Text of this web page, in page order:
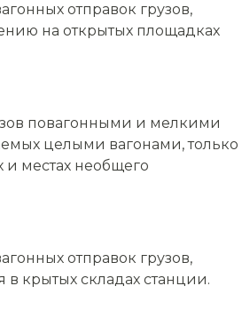
отправок грузов,
на открытых площадках
повагонными и мелкими
целыми вагонами, только
и местах необщего
отправок грузов,
крытых складах станции.